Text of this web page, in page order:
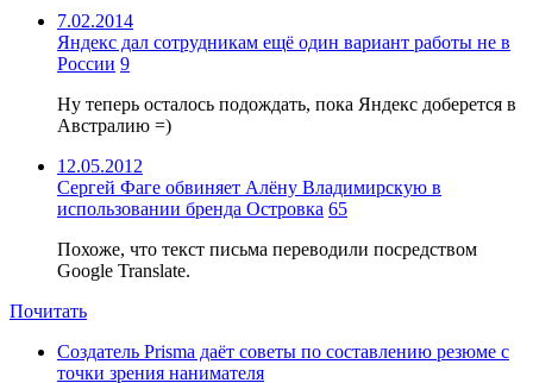
7.02.2014
Яндекс дал сотрудникам ещё один вариант работы не в
России 9
Ну теперь осталось подождать, пока Яндекс доберется в
Австралию =)
12.05.2012
Сергей Фаге обвиняет Алёну Владимирскую в
использовании бренда Островка 65
Похоже, что текст письма переводили посредством
Google Translate.
Почитать
Создатель Prisma даёт советы по составлению резюме с
точки зрения нанимателя